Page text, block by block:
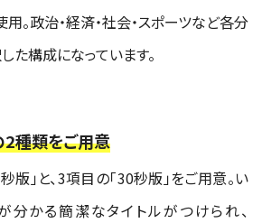
。政治・経済・社会・スポーツなど各分
た構成になっています。
種類をご用意
版」と、3項目の「30秒版」をご用意。い
かる簡潔なタイトルがつけられ、